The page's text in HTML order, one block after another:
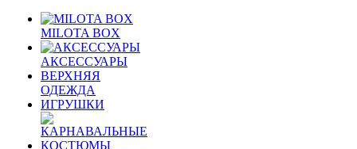
MILOTA BOX
АКСЕССУАРЫ
ВЕРХНЯЯ
ОДЕЖДА
ИГРУШКИ